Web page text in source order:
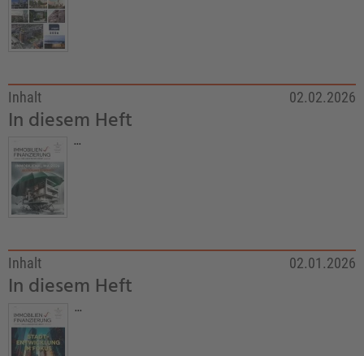
Inhalt 02.02.2026
In diesem Heft
...
Inhalt 02.01.2026
In diesem Heft
...